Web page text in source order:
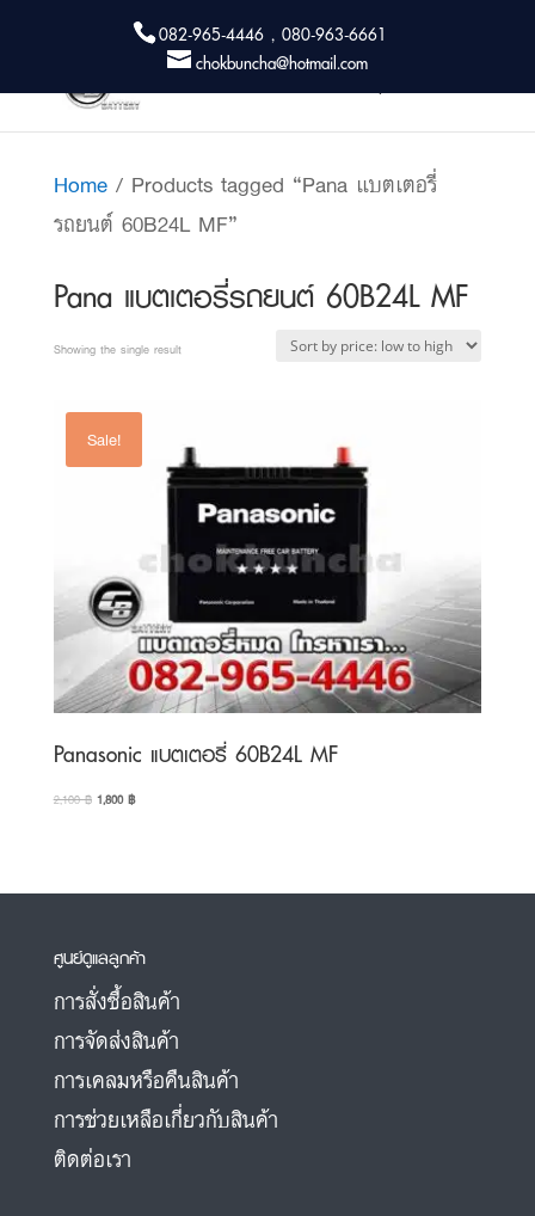
082-965-4446 , 080-963-6661
chokbuncha@hotmail.com
Home/ Products tagged “Pana แบตเตอรี่
รถยนต์ 60B24L MF”
Pana แบตเตอรี่รถยนต์ 60B24L MF
Showing the single result
Sale!
Panasonic แบตเตอรี่ 60B24L MF
2,100฿ Original
1,800฿Current
ศูนย์ดูแลลูกค้า
การสั่งซื้อสินค้า
การจัดส่งสินค้า
การเคลมหรือคืนสินค้า
การช่วยเหลือเกี่ยวกับสินค้า
ติดต่อเรา